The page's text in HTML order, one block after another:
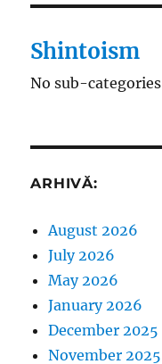
Shintoism
No sub-categories
ARHIVĂ:
August 2026
July 2026
May 2026
January 2026
December 2025
November 2025